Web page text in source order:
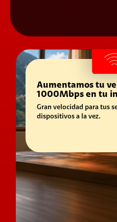
Aumentamos tu
1000Mbps en tu
Gran velocidad para tus
dispositivos a la vez.